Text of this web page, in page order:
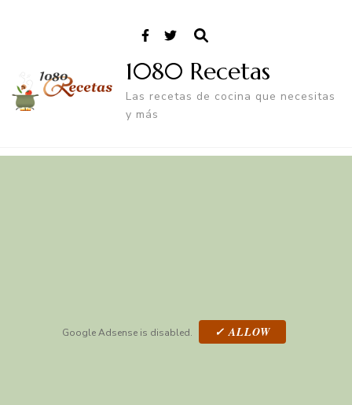
1080 Recetas
Las recetas de cocina que necesitas
y más
Google Adsense is disabled. ✓ ALLOW